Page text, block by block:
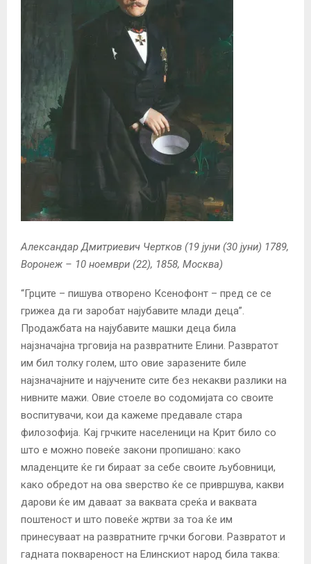
Александар Дмитриевич Чертков (19 јуни (30 јуни) 1789,
Воронеж – 10 ноември (22), 1858, Москва)
“Грците – пишува отворено Ксенофонт – пред се се
грижеа да ги заробат најубавите млади деца”.
Продажбата на најубавите машки деца била
најзначајна трговија на развратните Елини. Развратот
им бил толку голем, што овие заразените биле
најзначајните и најучените сите без некакви разлики на
нивните мажи. Овие стоеле во содомијата со своите
воспитувачи, кои да кажеме предавале стара
филозофија. Кај грчките населеници на Крит било со
што е можно повеќе закони пропишано: како
младенците ќе ги бираат за себе своите љубовници,
како обредот на ова ѕверство ќе се привршува, какви
дарови ќе им даваат за ваквата среќа и ваквата
поштеност и што повеќе жртви за тоа ќе им
принесуваат на развратните грчки богови. Развратот и
гадната поквареност на Елинскиот народ била таква: